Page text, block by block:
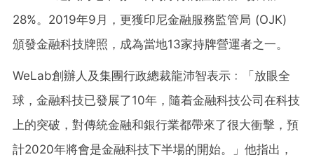
28%。2019年9月，更獲印尼金融服務監管局 (OJK)
頒發金融科技牌照，成為當地13家持牌營運者之一。
WeLab創辦人及集團行政總裁龍沛智表示﹕「放眼全
球，金融科技已發展了10年，隨着金融科技公司在科技
上的突破，對傳統金融和銀行業都帶來了很大衝擊，預
計2020年將會是金融科技下半場的開始。」他指出，